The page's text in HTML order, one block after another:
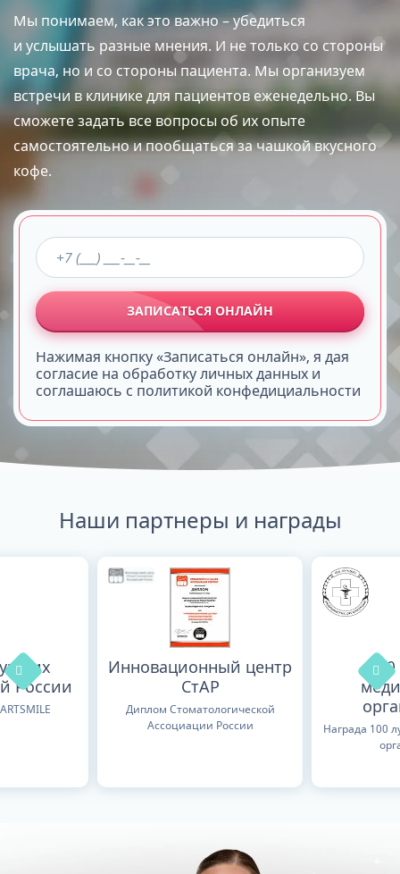
Мы понимаем, как это важно – убедиться
и услышать разные мнения. И не только со стороны
врача, но и со стороны пациента. Мы организуем
встречи в клинике для пациентов еженедельно. Вы
сможете задать все вопросы об их опыте
самостоятельно и пообщаться за чашкой вкусного
кофе.
ЗАПИСАТЬСЯ ОНЛАЙН
Нажимая кнопку «Записаться онлайн», я дая
согласие на обработку личных данных и
соглашаюсь с политикой конфедициальности
Наши партнеры и награды
России
Инновационный центр
СтАР
Диплом Стоматологической
Ассоциации России
Награда 100